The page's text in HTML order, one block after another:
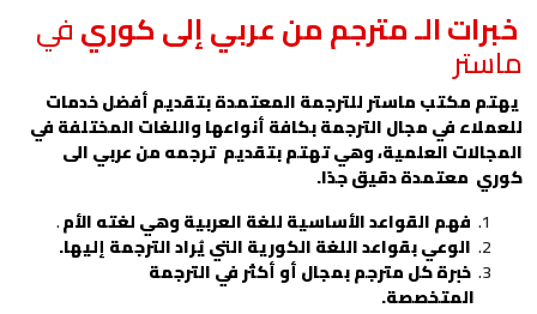
خبرات الـ مترجم من عربي إلى كوريفي
ماستر
يهتم مكتبماستر للترجمة المعتمدةبتقديم أفضل خدمات
للعملاء في مجال الترجمة بكافة أنواعها واللغات المختلفة في
المجالات العلمية، وهي تهتم بتقديم ترجمه من عربي الى
كوري معتمدة دقيق جدًا.
فهم القواعد الأساسية للغة العربية وهي لغته الأم.
الوعي بقواعد اللغة الكورية التي يُراد الترجمة إليها.
خبرة كل مترجم بمجال أو أكثر في الترجمة
المتخصصة.